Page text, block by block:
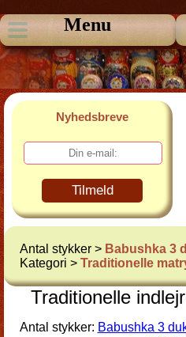
Menu
Nyhedsbreve
Tilmeld
Antal stykker > Babushka 3
Kategori > Traditionelle
Traditionelle
Antal stykker: Babushka 3